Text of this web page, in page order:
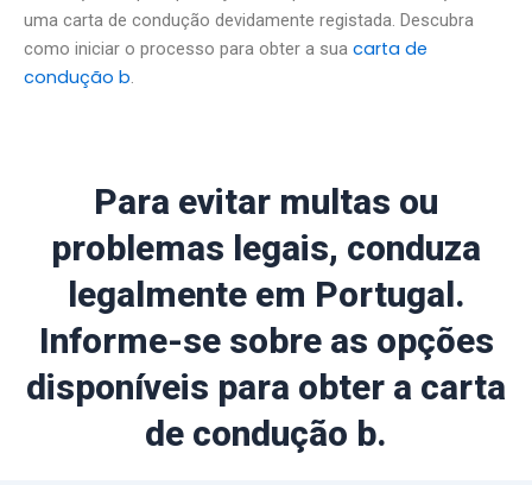
uma carta de condução devidamente registada. Descubra
como iniciar o processo para obter a sua carta de
condução b.
Para evitar multas ou
problemas legais, conduza
legalmente em Portugal.
Informe-se sobre as opções
disponíveis para obter a carta
de condução b.